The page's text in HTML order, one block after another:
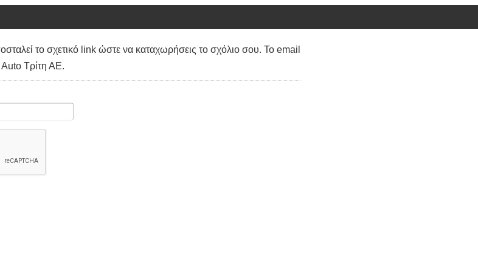
το σχετικό link ώστε να καταχωρήσεις το σχόλιο σου. Το email
Τρίτη ΑΕ.